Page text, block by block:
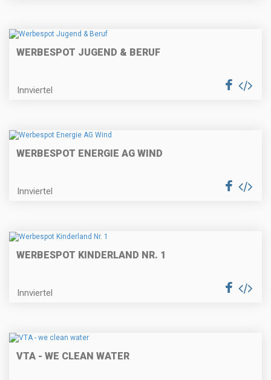
WERBESPOT JUGEND & BERUF
Innviertel
WERBESPOT ENERGIE AG WIND
Innviertel
WERBESPOT KINDERLAND NR. 1
Innviertel
VTA - WE CLEAN WATER